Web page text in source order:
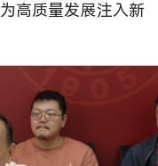
高质量发展注入新